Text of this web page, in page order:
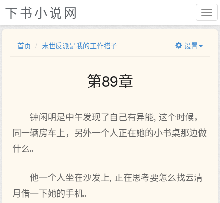
下书小说网
首页 末世反派是我的工作搭子 设置
第89章
钟闲明是中午发现了自己有异能, 这个时候，
同一辆房车上，另外一个人正在她的小书桌那边做
什么。
他一个人坐在沙发上, 正在思考要怎么找云清
月借一下她的手机。